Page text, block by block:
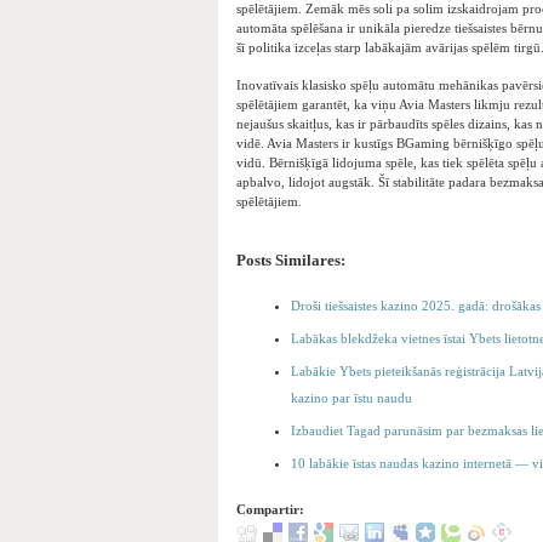
spēlētājiem. Zemāk mēs soli pa solim izskaidrojam
automāta spēlēšana ir unikāla pieredze tiešsaistes
šī politika izceļas starp labākajām avārijas spēlēm tirgū.
Inovatīvais klasisko spēļu automātu mehānikas
spēlētājiem garantēt, ka viņu Avia Masters likmju
nejaušus skaitļus, kas ir pārbaudīts spēles dizains,
vidē. Avia Masters ir kustīgs BGaming bērnišķīgo
vidū. Bērnišķīgā lidojuma spēle, kas tiek spēlēta
apbalvo, lidojot augstāk. Šī stabilitāte padara
spēlētājiem.
Posts Similares:
Droši tiešsaistes kazino 2025. gadā:
Labākas blekdžeka vietnes īstai Ybets
Labākie Ybets pieteikšanās reģistrācija
kazino par īstu naudu
Izbaudiet Tagad parunāsim par bezmaksas
10 labākie īstas naudas kazino internetā —
Compartir: